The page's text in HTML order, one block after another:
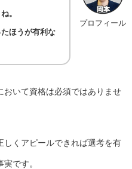
プロフィール
。
ほうが有利な
いて資格は必須ではありませ
しくアピールできれば選考を有
です。